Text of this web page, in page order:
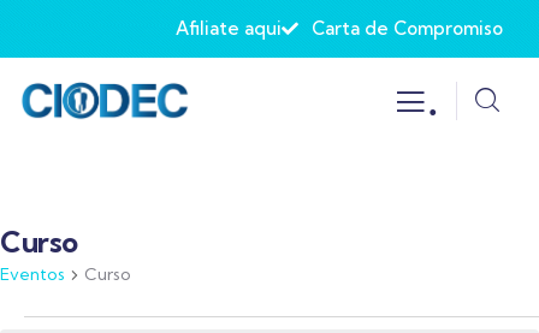
Afiliate aqui Carta de Compromiso
.
Curso
Eventos Curso